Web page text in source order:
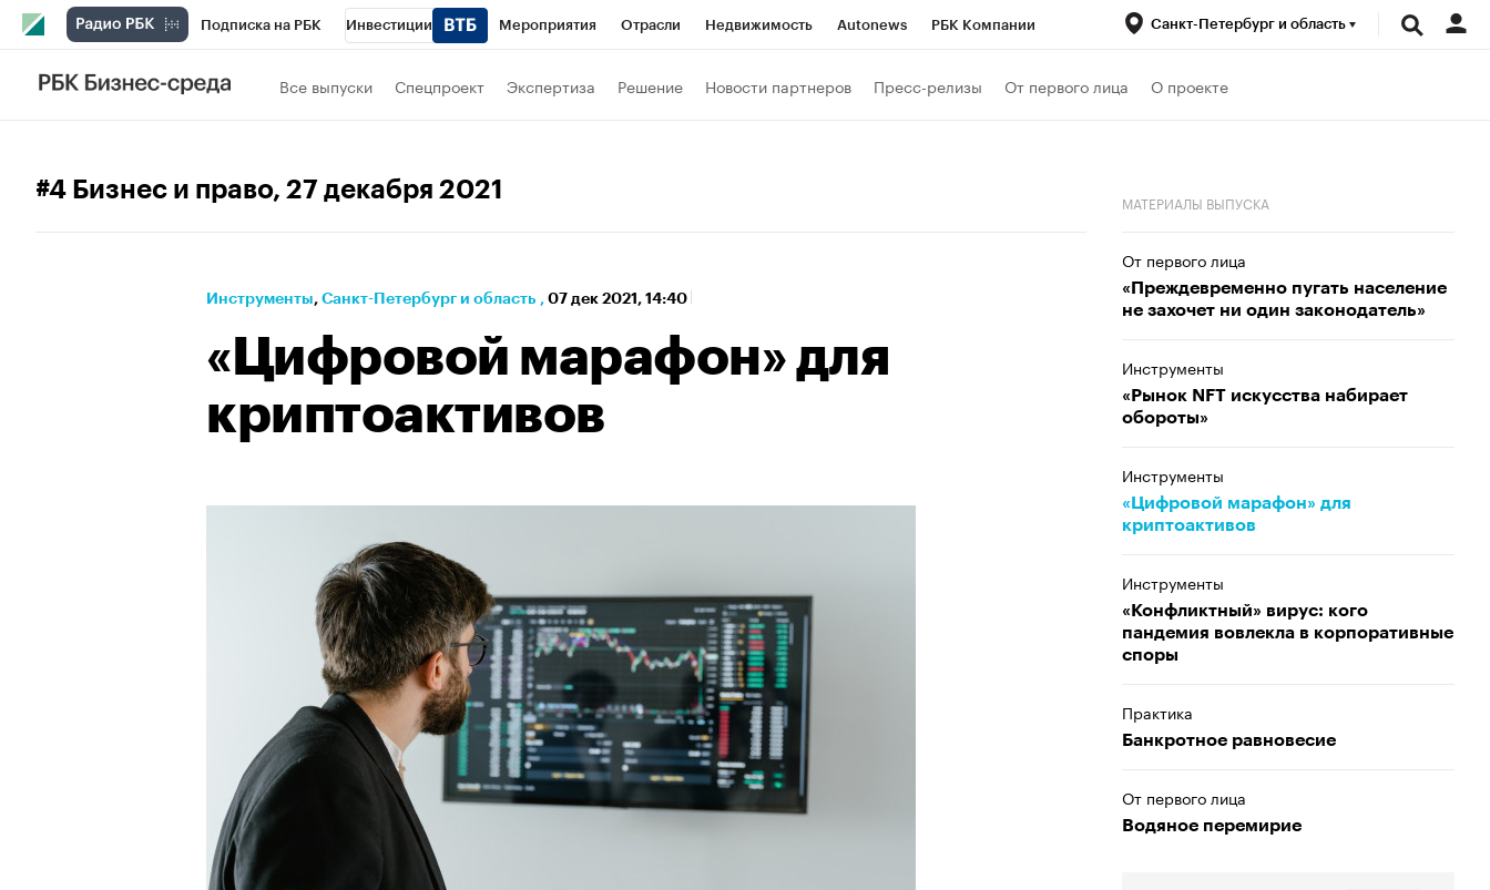
Подписка на РБК Инвестиции Мероприятия Отрасли Недвижимость Autonews РБК Компании
Телеканал
Кредитные рейтинги
Санкт-Петербург и область
Все выпуски Спецпроект Экспертиза Решение Новости партнеров Пресс-релизы От первого лица О проекте
#4 Бизнес и право, 27 декабря 2021
Инструменты⁠, Санкт-Петербург и область , 07 дек 2021, 14:40
«Цифровой марафон» для
криптоактивов
МАТЕРИАЛЫ ВЫПУСКА
От первого лица
«Преждевременно пугать население
не захочет ни один законодатель»
Инструменты
«Рынок NFT искусства набирает
обороты»
Инструменты
«Цифровой марафон» для
криптоактивов
Инструменты
«Конфликтный» вирус: кого
пандемия вовлекла в корпоративные
споры
Практика
Банкротное равновесие
От первого лица
Водяное перемирие